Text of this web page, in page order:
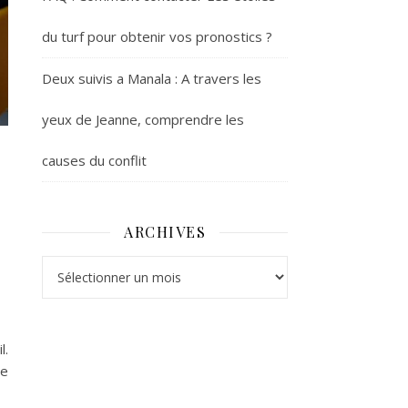
du turf pour obtenir vos pronostics ?
Deux suivis a Manala : A travers les
yeux de Jeanne, comprendre les
causes du conflit
ARCHIVES